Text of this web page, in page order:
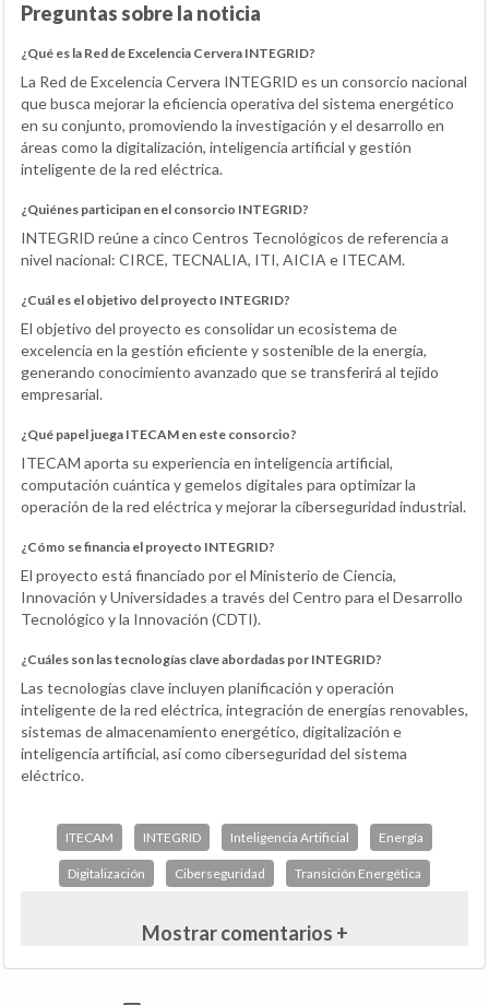
Preguntas sobre la noticia
¿Qué es la Red de Excelencia Cervera INTEGRID?
La Red de Excelencia Cervera INTEGRID es un consorcio nacional
que busca mejorar la eficiencia operativa del sistema energético
en su conjunto, promoviendo la investigación y el desarrollo en
áreas como la digitalización, inteligencia artificial y gestión
inteligente de la red eléctrica.
¿Quiénes participan en el consorcio INTEGRID?
INTEGRID reúne a cinco Centros Tecnológicos de referencia a
nivel nacional: CIRCE, TECNALIA, ITI, AICIA e ITECAM.
¿Cuál es el objetivo del proyecto INTEGRID?
El objetivo del proyecto es consolidar un ecosistema de
excelencia en la gestión eficiente y sostenible de la energía,
generando conocimiento avanzado que se transferirá al tejido
empresarial.
¿Qué papel juega ITECAM en este consorcio?
ITECAM aporta su experiencia en inteligencia artificial,
computación cuántica y gemelos digitales para optimizar la
operación de la red eléctrica y mejorar la ciberseguridad industrial.
¿Cómo se financia el proyecto INTEGRID?
El proyecto está financiado por el Ministerio de Ciencia,
Innovación y Universidades a través del Centro para el Desarrollo
Tecnológico y la Innovación (CDTI).
¿Cuáles son las tecnologías clave abordadas por INTEGRID?
Las tecnologías clave incluyen planificación y operación
inteligente de la red eléctrica, integración de energías renovables,
sistemas de almacenamiento energético, digitalización e
inteligencia artificial, así como ciberseguridad del sistema
eléctrico.
ITECAM INTEGRID Inteligencia Artificial Energía
Digitalización Ciberseguridad Transición Energética
Mostrar comentarios +